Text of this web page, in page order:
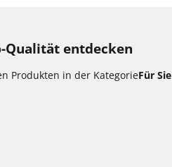
Qualität entdecken
Produkten in der KategorieFür Sie